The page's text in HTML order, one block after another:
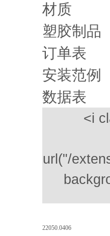
材质
塑胶制品
订单表
安装范例
数据表
<i
url("/
22050.0406